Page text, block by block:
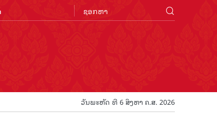
ວັນພະຫັດ ທີ 6 ສິງຫາ ຄ.ສ. 2026